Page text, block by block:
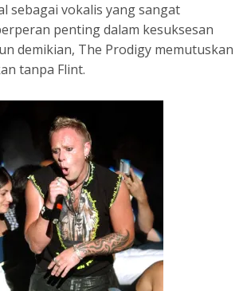
sebagai vokalis yang sangat
penting dalam kesuksesan
demikian, The Prodigy memutuskan
tanpa Flint.